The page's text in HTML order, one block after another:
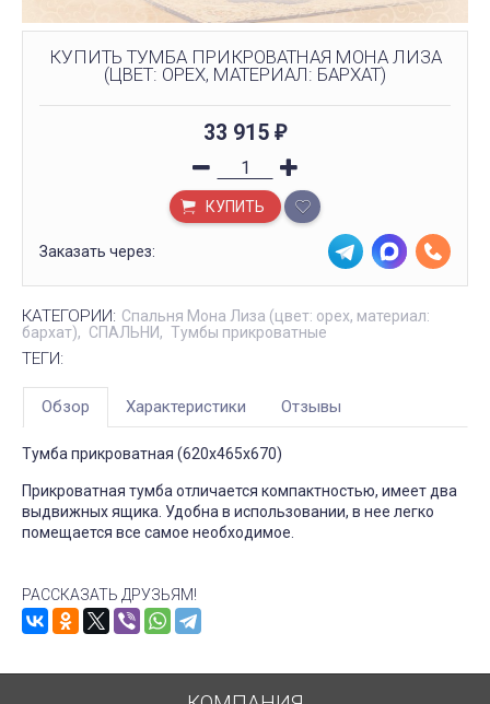
КУПИТЬ ТУМБА ПРИКРОВАТНАЯ МОНА ЛИЗА
(ЦВЕТ: ОРЕХ, МАТЕРИАЛ: БАРХАТ)
33 915 ₽
КУПИТЬ
Заказать через:
КАТЕГОРИИ: Спальня Мона Лиза (цвет: орех, материал:
бархат)
СПАЛЬНИ Тумбы прикроватные
ТЕГИ:
Обзор Характеристики Отзывы
Тумба прикроватная (620х465х670)
Прикроватная тумба отличается компактностью, имеет два
выдвижных ящика. Удобна в использовании, в нее легко
помещается все самое необходимое.
РАССКАЗАТЬ ДРУЗЬЯМ!